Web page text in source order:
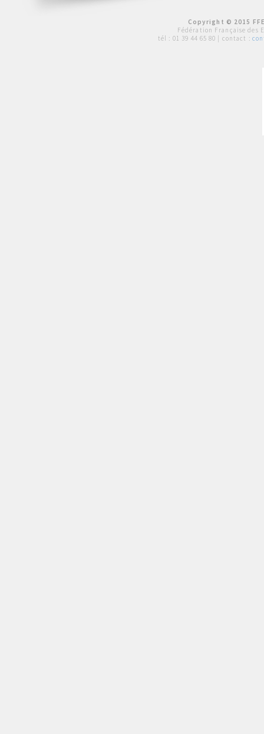
Copyright © 2015
Fédération Française des
tél : 01 39 44 65 80 | contact :